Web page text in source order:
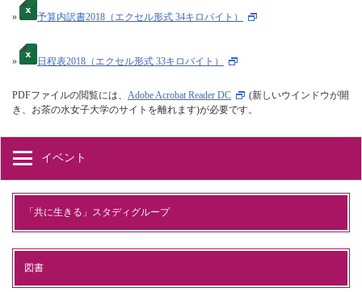
» 予算内訳書2018（エクセル形式 34キロバイト）
» 日程表2018（エクセル形式 33キロバイト）
PDFファイルの閲覧には、 Adobe Acrobat Reader DC
(新しいウインドウが開
き、お茶の水女子大学のサイトを離れます)が必要です。
イベント
「共に生きる」スタディグループ
図書